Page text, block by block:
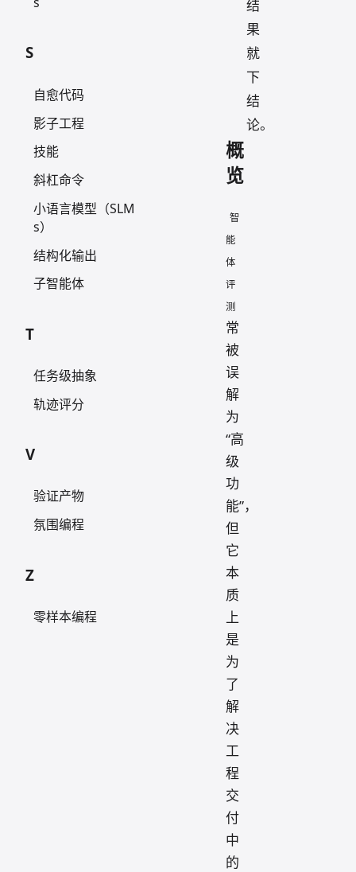
S
自愈代码
影子工程
技能
斜杠命令
小语言模型（SLM
s）
结构化输出
子智能体
T
任务级抽象
轨迹评分
V
验证产物
氛围编程
Z
零样本编程
结
果
就
下
结
论。
概
览
智
能
体
评
测
常
被
误
解
为
“高
级
功
能”，
但
它
本
质
上
是
为
了
解
决
工
程
交
付
中
的